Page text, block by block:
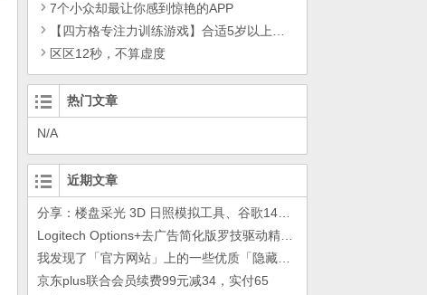
7个小众却最让你感到惊艳的APP
【四方格专注力训练游戏】合适5岁以上小朋友，再也不用花钱买九宫格数独书了（孩子专注力训练好帮手不伤眼）
区区12秒，不算虚度
热门文章
N/A
近期文章
京东plus联合会员续费99元减34，实付65